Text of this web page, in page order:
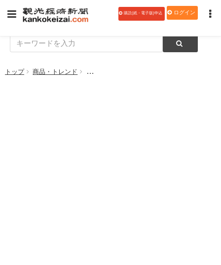
購読(紙・電子版)申込 ログイン
トップ 商品・トレンド ヤマップ、山と街をつなぐメディア「環（た